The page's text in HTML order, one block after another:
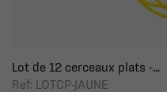
Lot de 12 cerceaux plats -...
Ref: LOTCP-JAUNE